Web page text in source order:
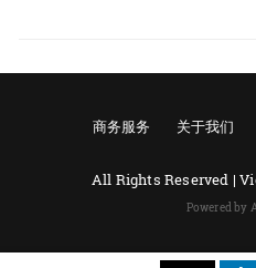
商务服务 关于我们
All Rights Reserved |
Powered by